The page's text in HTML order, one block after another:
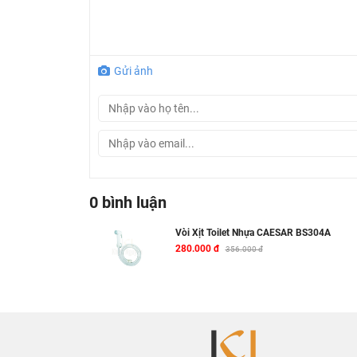
Gửi ảnh
0 bình luận
Vòi Xịt Toilet Nhựa CAESAR BS304A
280.000 đ
356.000 đ